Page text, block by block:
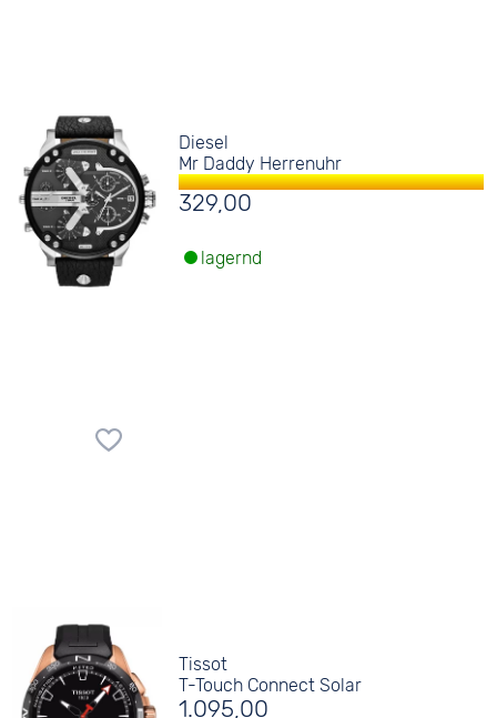
Diesel
Mr Daddy Herrenuhr
329,00
lagernd
Tissot
T-Touch Connect Solar
1.095,00